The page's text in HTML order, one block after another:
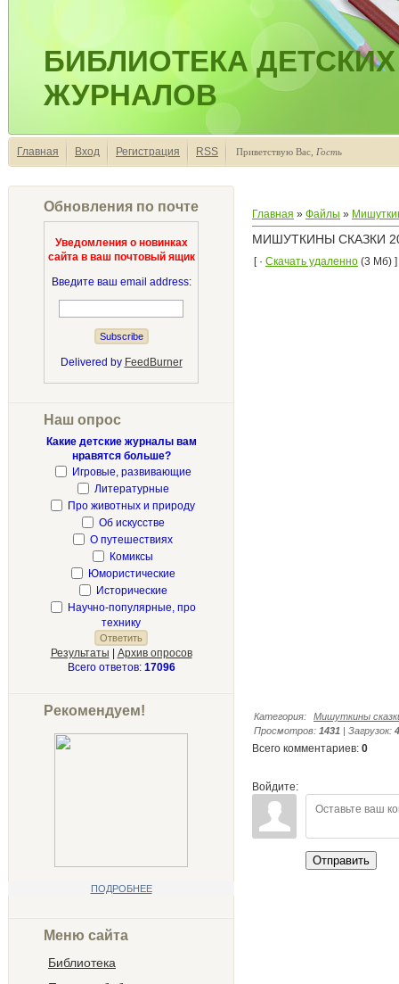
БИБЛИОТЕКА ДЕТСКИХ
ЖУРНАЛОВ
Главная Вход Регистрация RSS Приветствую Вас Гость
Обновления по почте
Уведомления о новинках
сайта в ваш почтовый ящик
Введите ваш email address:
Delivered by FeedBurner
Наш опрос
Какие детские журналы вам
нравятся больше?
Игровые, развивающие
Литературные
Про животных и природу
Об искусстве
О путешествиях
Комиксы
Юмористические
Исторические
Научно-популярные, про
технику
Результаты
Архив опросов
Всего ответов: 17096
Рекомендуем!
ПОДРОБНЕЕ
Меню сайта
Библиотека
Главная » Файлы »
МИШУТКИНЫ СКАЗКИ
[ · Скачать удаленно (3 Мб) ]
Категория:
Мишуткины
Просмотров: 1431 | Загрузок:
Всего комментариев: 0
Войдите:
Отправить